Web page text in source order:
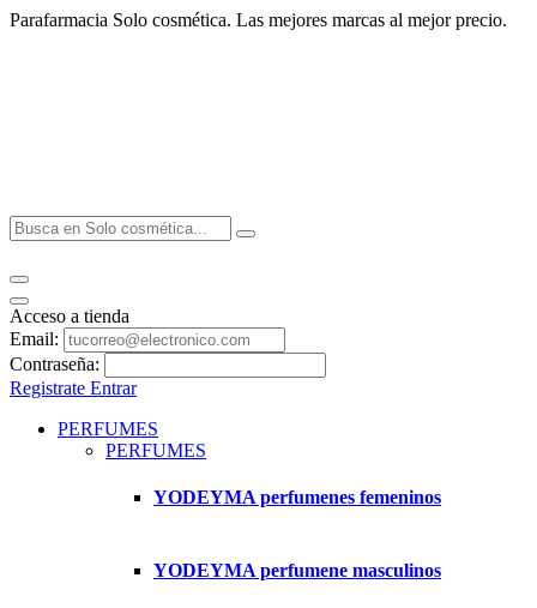
Parafarmacia Solo cosmética. Las mejores marcas al mejor precio.
Acceso a tienda
Email:
Contraseña:
Registrate Entrar
PERFUMES
PERFUMES
YODEYMA perfumenes femeninos
YODEYMA perfumene masculinos